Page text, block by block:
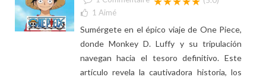
ONE PIECE: ¿QUIÉN ES LUFFY, EL
CAPITÁN DE SOMBRERO DE PAJA?
1Commentaire ★★★★★ (5.0)
1Aimé
Sumérgete en el épico viaje de One Piece,
donde Monkey D. Luffy y su tripulación